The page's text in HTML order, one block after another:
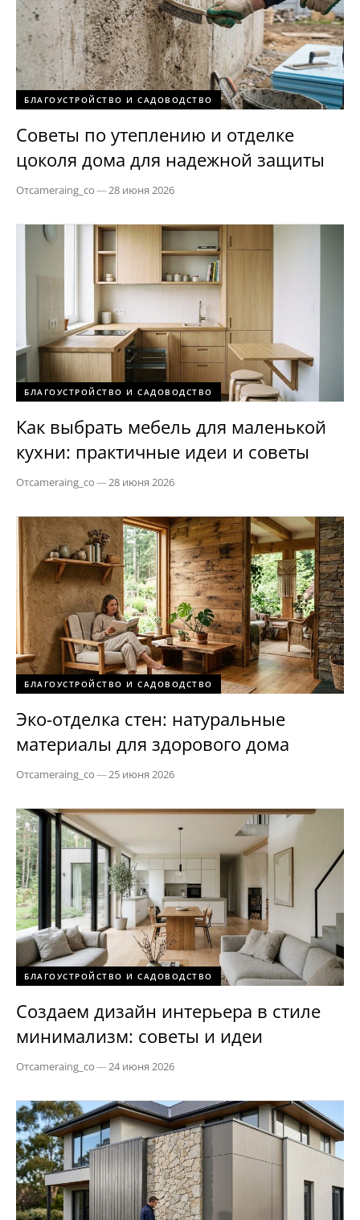
БЛАГОУСТРОЙСТВО И САДОВОДСТВО
Советы по утеплению и отделке
цоколя дома для надежной защиты
Отcameraing_co—28 июня 2026
БЛАГОУСТРОЙСТВО И САДОВОДСТВО
Как выбрать мебель для маленькой
кухни: практичные идеи и советы
Отcameraing_co—28 июня 2026
БЛАГОУСТРОЙСТВО И САДОВОДСТВО
Эко-отделка стен: натуральные
материалы для здорового дома
Отcameraing_co—25 июня 2026
БЛАГОУСТРОЙСТВО И САДОВОДСТВО
Создаем дизайн интерьера в стиле
минимализм: советы и идеи
Отcameraing_co—24 июня 2026